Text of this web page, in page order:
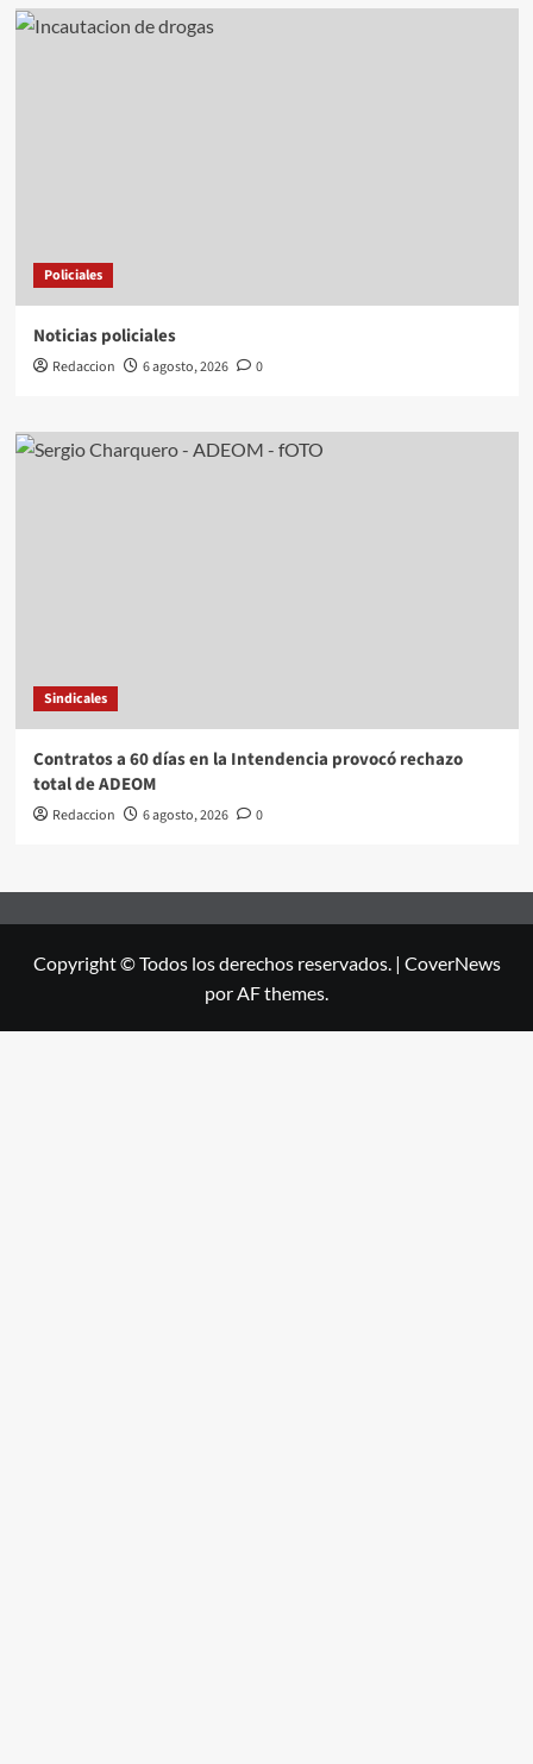
Policiales
Noticias policiales
Redaccion 6 agosto, 2026 0
Sindicales
Contratos a 60 días en la Intendencia provocó rechazo
total de ADEOM
Redaccion 6 agosto, 2026 0
Copyright © Todos los derechos reservados. | CoverNews
por AF themes.